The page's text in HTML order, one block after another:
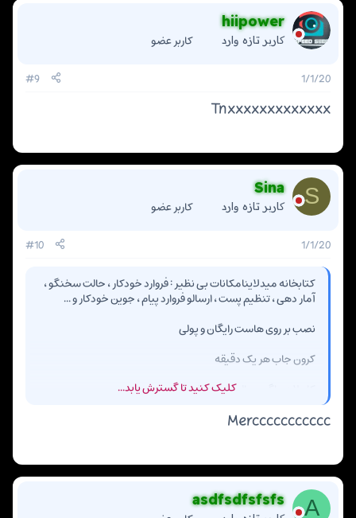
hiipower
کاربر تازه وارد کاربر عضو
1/1/20
#9
Tnxxxxxxxxxxxxx
S
Sina
کاربر تازه وارد کاربر عضو
1/1/20
#10
کتابخانه میدلاینامکانات بی نظیر : فروارد خودکار ، حالت سخنگو ،
آمار دهی ، تنظیم پست ، ارسالو فروارد پیام ، جوین خودکار و ...
نصب بر روی هاست رایگان و پولی
کرون جاب هر یک دقیقه
کاملا دیباگ و سالمو تست شدهکلیک کنید تا گسترش یابد...
Merccccccccccc
A
asdfsdfsfsfs